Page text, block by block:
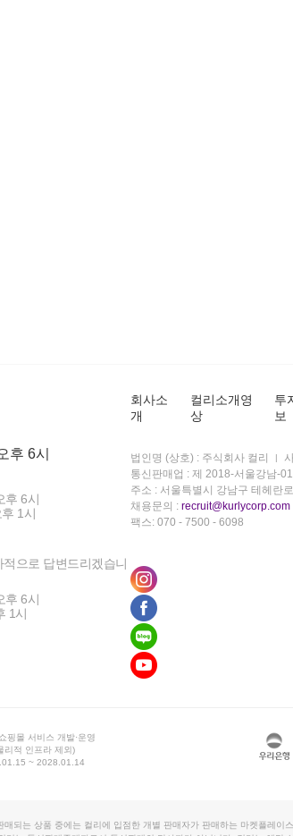
후 6시
후 6시
1시
으로 답변드리겠습니
후 6시
1시
회사소
개
컬리소개영
상
투
보
법인명 (상호) : 주식회사 컬리
통신판매업 : 제 2018-서울강남-
주소 : 서울특별시 강남구 테헤란
채용문의 : recruit@kurlycorp.com
팩스: 070 - 7500 - 6098
핑몰 서비스 개발·운영
리적 인프라 제외)
~ 2028.01.14
매되는 상품 중에는 컬리에 입점한 개별 판매자가 판매하는 마켓플레이